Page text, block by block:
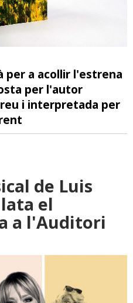
per a acollir l'estrena
per l'autor
i interpretada per
de Luis
el
a l'Auditori